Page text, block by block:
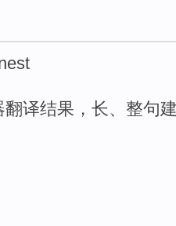
翻译结果，长、整句